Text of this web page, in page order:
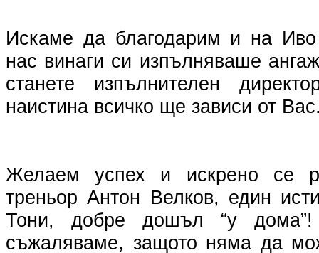
Искаме да благодарим и на
нас винаги си изпълняваше
станете изпълнителен
наистина всичко ще зависи от
Желаем успех и искрено се
треньор Антон Велков, един
Тони, добре дошъл “у
съжаляваме, защото няма да